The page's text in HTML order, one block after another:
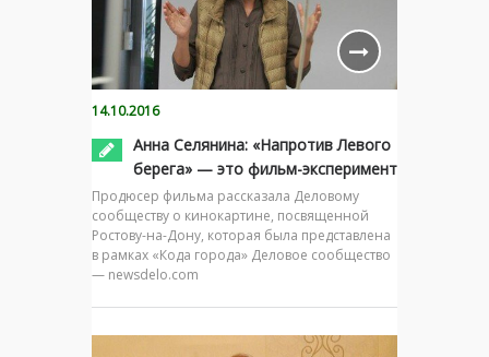
14.10.2016
Анна Селянина: «Напротив Левого
берега» — это фильм-эксперимент
Продюсер фильма рассказала Деловому
сообществу о кинокартине, посвященной
Ростову-на-Дону, которая была представлена
в рамках «Кода города» Деловое сообщество
— newsdelo.com